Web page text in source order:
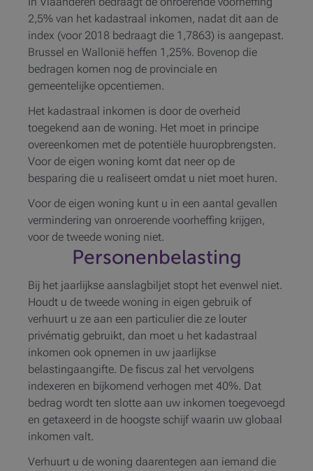
2,5% van het kadastraal inkomen, nadat dit aan de
index (voor 2018 bedraagt die 1,7863) is aangepast.
Brussel en Wallonië heffen 1,25%. Bovenop die
bedragen komen nog de provinciale en
gemeentelijke opcentiemen.
Het kadastraal inkomen is door de overheid
toegekend aan de woning. Het moet in principe
overeenkomen met de potentiële huuropbrengsten.
Voor de eigen woning komt dat neer op de
besparing die u realiseert omdat u niet moet huren.
Voor de eigen woning kunt u in een aantal gevallen
vermindering van onroerende voorheffing krijgen,
voor de tweede woning niet.
Personenbelasting
Bij het jaarlijkse aanslagbiljet stopt het evenwel niet.
Houdt u de tweede woning in eigen gebruik of
verhuurt u ze aan een particulier die ze louter
privématig gebruikt, dan moet u het kadastraal
inkomen ook opnemen in uw jaarlijkse
belastingaangifte. De fiscus zal het vervolgens
indexeren en bijkomend verhogen met 40%. Dat
bedrag wordt ten slotte aan uw inkomen toegevoegd
en getaxeerd in de hoogste schijf waarin uw globaal
inkomen valt.
Verhuurt u de woning daarentegen aan iemand die